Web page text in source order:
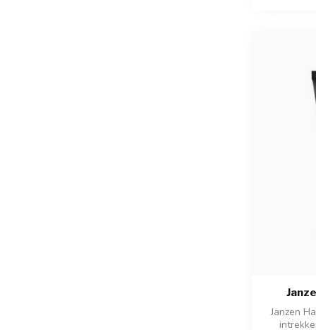
Janzen